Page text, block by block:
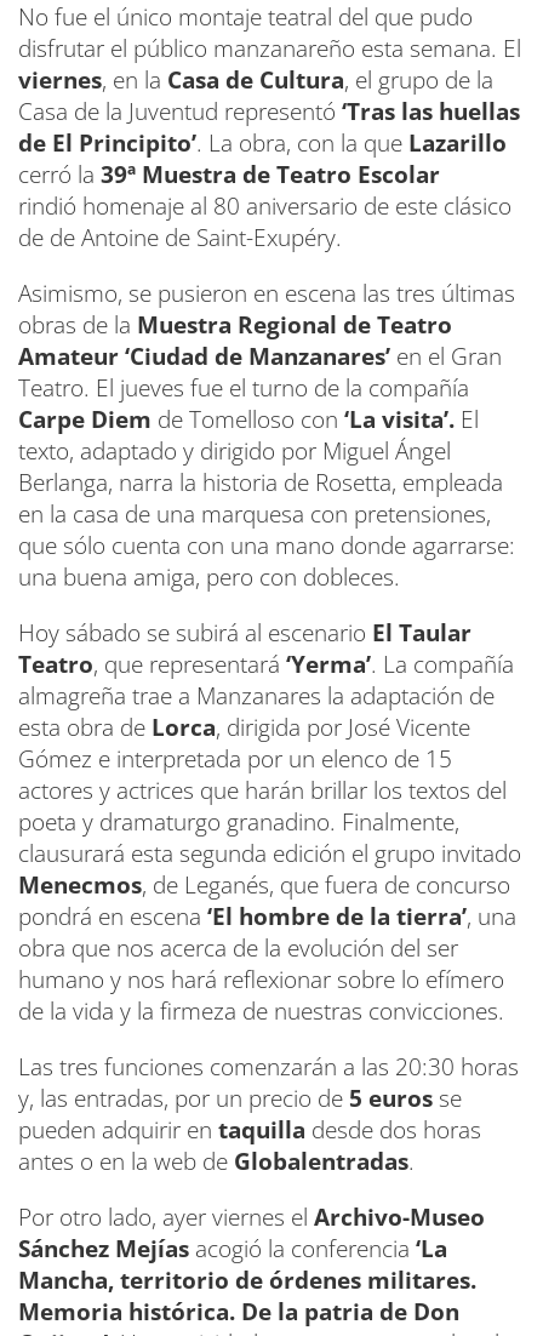
No fue el único montaje teatral del que pudo
disfrutar el público manzanareño esta semana. El
viernes, en la Casa de Cultura, el grupo de la
Casa de la Juventud representó ‘Tras las huellas
de El Principito’. La obra, con la que Lazarillo
cerró la 39ª Muestra de Teatro Escolar
rindió homenaje al 80 aniversario de este clásico
de de Antoine de Saint-Exupéry.
Asimismo, se pusieron en escena las tres últimas
obras de la Muestra Regional de Teatro
Amateur ‘Ciudad de Manzanares’ en el Gran
Teatro. El jueves fue el turno de la compañía
Carpe Diem de Tomelloso con ‘La visita’. El
texto, adaptado y dirigido por Miguel Ángel
Berlanga, narra la historia de Rosetta, empleada
en la casa de una marquesa con pretensiones,
que sólo cuenta con una mano donde agarrarse:
una buena amiga, pero con dobleces.
Hoy sábado se subirá al escenario El Taular
Teatro, que representará ‘Yerma’. La compañía
almagreña trae a Manzanares la adaptación de
esta obra de Lorca, dirigida por José Vicente
Gómez e interpretada por un elenco de 15
actores y actrices que harán brillar los textos del
poeta y dramaturgo granadino. Finalmente,
clausurará esta segunda edición el grupo invitado
Menecmos, de Leganés, que fuera de concurso
pondrá en escena ‘El hombre de la tierra’, una
obra que nos acerca de la evolución del ser
humano y nos hará reflexionar sobre lo efímero
de la vida y la firmeza de nuestras convicciones.
Las tres funciones comenzarán a las 20:30 horas
y, las entradas, por un precio de 5 euros se
pueden adquirir en taquilla desde dos horas
antes o en la web de Globalentradas.
Por otro lado, ayer viernes el Archivo-Museo
Sánchez Mejías acogió la conferencia ‘La
Mancha, territorio de órdenes militares.
Memoria histórica. De la patria de Don